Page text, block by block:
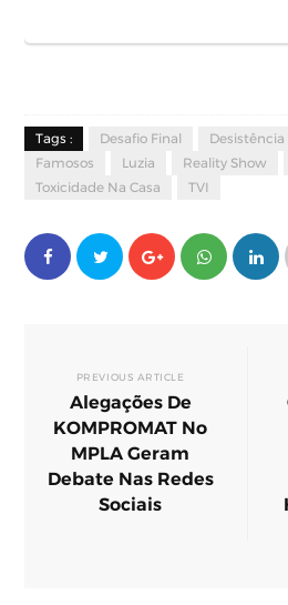
Tags : Desafio Final Desistência
Famosos
Luzia Reality Show
Toxicidade Na Casa
TVI
PREVIOUS ARTICLE
Alegações De
KOMPROMAT No
MPLA Geram
Debate Nas Redes
Sociais